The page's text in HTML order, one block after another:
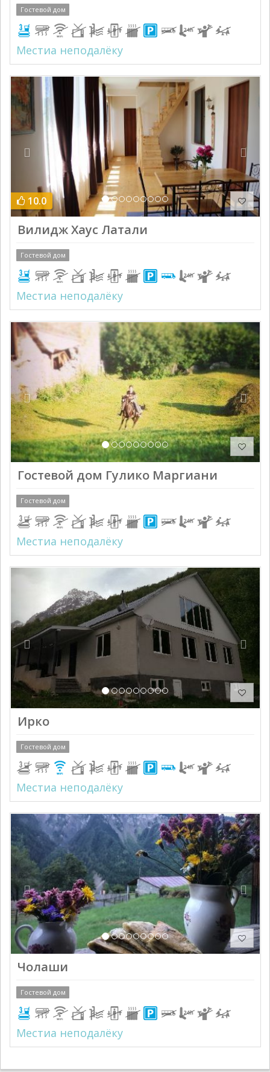
Гостевой дом
Местиа неподалёку
Previous Next
10.0
Вилидж Хаус Латали
Гостевой дом
Местиа неподалёку
Previous Next
Гостевой дом Гулико Маргиани
Гостевой дом
Местиа неподалёку
Next
Ирко
Гостевой дом
Местиа неподалёку
Previous Next
Чолаши
Гостевой дом
Местиа неподалёку